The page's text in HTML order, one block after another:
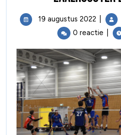
19 augustus 2022
0 reactie